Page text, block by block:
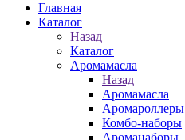
Главная
Каталог
Назад
Каталог
Аромамасла
Назад
Аромамасла
Аромароллеры
Комбо-наборы
Ароманаборы